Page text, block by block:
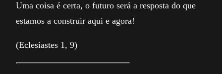
Uma coisa é certa, o futuro será a resposta do que
estamos a construir aqui e agora!
(Eclesiastes 1, 9)